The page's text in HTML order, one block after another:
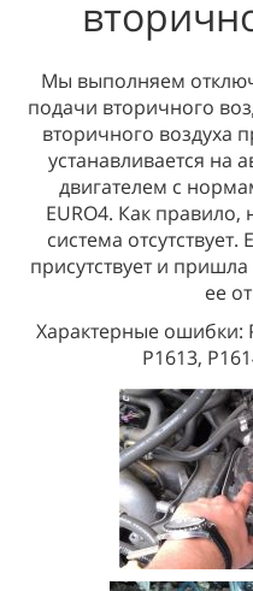
Мы выполняем
подачи вторичного
вторичного воздуха
устанавливается на
двигателем с
EURO4. Как
система
присутствует и
ее
Характерные ошибки:
P1613,